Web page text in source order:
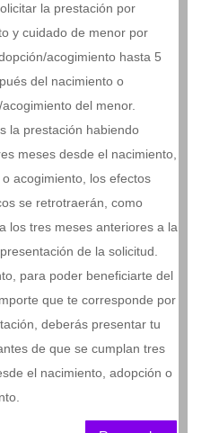
la prestación por
y cuidado de menor por
acogimiento hasta 5
del nacimiento o
del menor.
la prestación habiendo
meses desde el nacimiento,
acogimiento, los efectos
se retrotraerán, como
los tres meses anteriores a la
de la solicitud.
para poder beneficiarte del
que te corresponde por
deberás presentar tu
de que se cumplan tres
el nacimiento, adopción o